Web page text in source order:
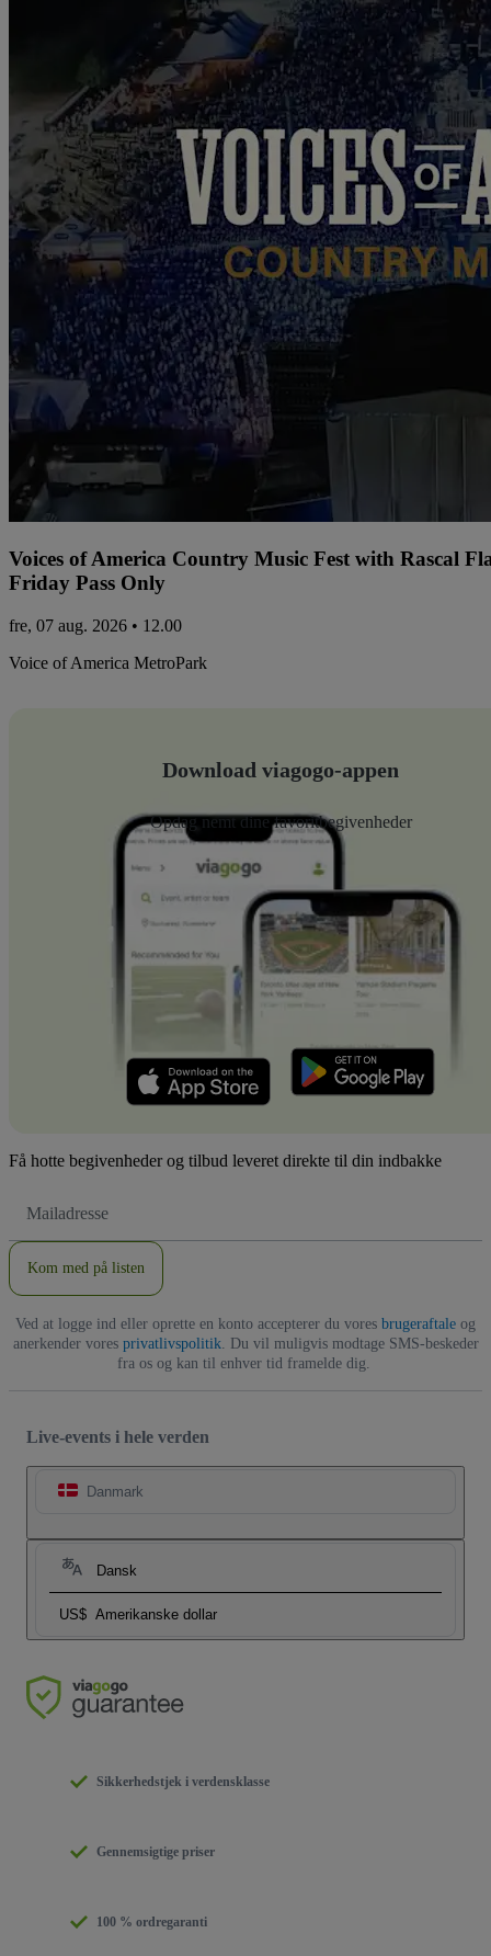
Voices of America Country Music Fest with Rascal
Friday Pass Only
fre, 07 aug. 2026 • 12.00
Voice of America MetroPark
Download viagogo-appen
Opdag nemt dine favoritbegivenheder
Få hotte begivenheder og tilbud leveret direkte til din indbakke
adresse
Kom med på listen
Ved at logge ind eller oprette en konto accepterer du vores brugeraftale og
anerkender vores privatlivspolitik. Du vil muligvis modtage SMS-beskeder
fra os og kan til enhver tid framelde dig.
Live-events i hele verden
Danmark
Dansk
US$ Amerikanske dollar
Sikkerhedstjek i verdensklasse
Gennemsigtige priser
100 % ordregaranti